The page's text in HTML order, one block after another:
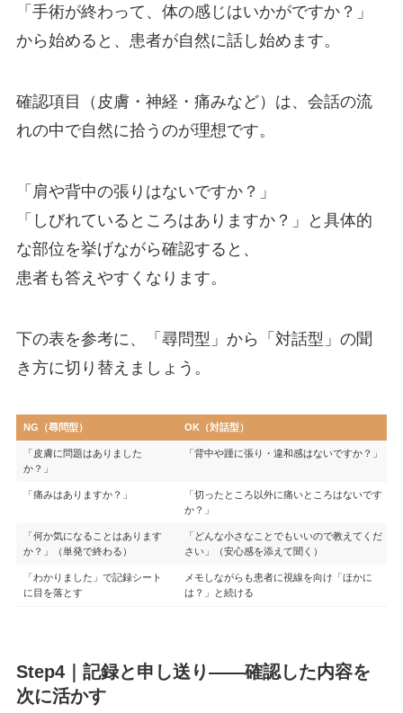
「手術が終わって、体の感じはいかがですか？」
から始めると、患者が自然に話し始めます。
確認項目（皮膚・神経・痛みなど）は、会話の流
れの中で自然に拾うのが理想です。
「肩や背中の張りはないですか？」
「しびれているところはありますか？」と具体的
な部位を挙げながら確認すると、
患者も答えやすくなります。
下の表を参考に、「尋問型」から「対話型」の聞
き方に切り替えましょう。
NG（尋問型） OK（対話型）
「皮膚に問題はありました
か？」
「背中や踵に張り・違和感はないですか？」
「痛みはありますか？」
「切ったところ以外に痛いところはないです
か？」
「何か気になることはあります
か？」（単発で終わる）
「どんな小さなことでもいいので教えてくだ
さい」（安心感を添えて聞く）
「わかりました」で記録シート
に目を落とす
メモしながらも患者に視線を向け「ほかに
は？」と続ける
Step4｜記録と申し送り——確認した内容を
次に活かす